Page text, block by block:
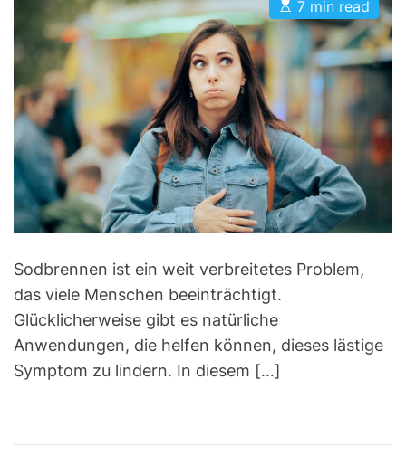
e
s
u
t
h
o
r
D
a
t
e
E
s
e
d
r
e
a
d
t
i
m
e
7 min read
Sodbrennen ist ein weit verbreitetes Problem,
das viele Menschen beeinträchtigt.
Glücklicherweise gibt es natürliche
Anwendungen, die helfen können, dieses lästige
Symptom zu lindern. In diesem […]